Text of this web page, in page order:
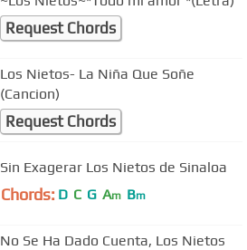
Request Chords
Los Nietos- La Niña Que Soñe
(Cancion)
Request Chords
Sin Exagerar Los Nietos de Sinaloa
Chords: D C G Am Bm
No Se Ha Dado Cuenta, Los Nietos